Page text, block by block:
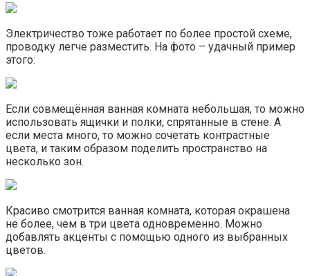
Электричество тоже работает по более простой схеме,
проводку легче разместить. На фото – удачный пример
этого:
Если совмещённая ванная комната небольшая, то можно
использовать ящички и полки, спрятанные в стене. А
если места много, то можно сочетать контрастные
цвета, и таким образом поделить пространство на
несколько зон.
Красиво смотрится ванная комната, которая окрашена
не более, чем в три цвета одновременно. Можно
добавлять акценты с помощью одного из выбранных
цветов.